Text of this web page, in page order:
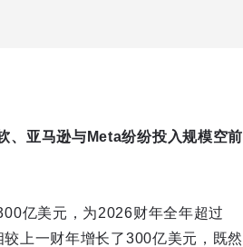
、亚马逊与Meta纷纷投入规模空前
亿美元，为2026财年全年超过
上一财年增长了300亿美元，既然